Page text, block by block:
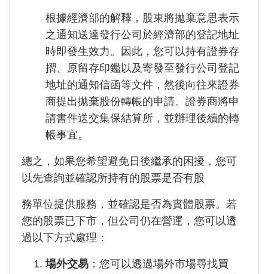
根據經濟部的解釋，股東將拋棄意思表示
之通知送達發行公司於經濟部的登記地址
時即發生效力。
因此，您可以持有證券存
摺、原留存印鑑以及寄發至發行公司登記
地址的通知信函等文件，然後向往來證券
商提出拋棄股份轉帳的申請。證券商將申
請書件送交集保結算所，並辦理後續的轉
帳事宜。
總之，如果您希望避免日後繼承的困擾，您可
以先查詢並確認所持有的股票是否有股
務單位提供服務，並確認是否為實體股票。若
您的股票已下市，但公司仍在營運，您可以透
過以下方式處理：
場外交易 ：您可以透過場外市場尋找買